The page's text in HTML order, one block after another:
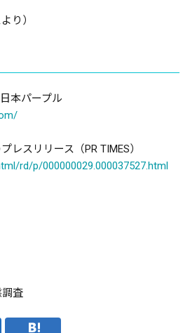
り）
本パープル
レスリリース（PR TIMES）
rd/p/000000029.000037527.html
査